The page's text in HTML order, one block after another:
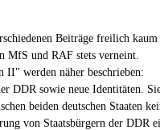
Beiträge freilich kaum
MfS und RAF stets verneint.
werden näher beschrieben:
DDR sowie neue Identitäten.
beiden deutschen Staaten
von Staatsbürgern der DDR